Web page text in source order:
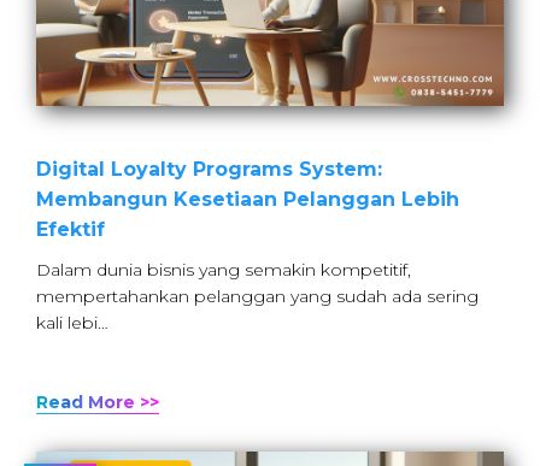
Digital Loyalty Programs System:
Membangun Kesetiaan Pelanggan Lebih
Efektif
Dalam dunia bisnis yang semakin kompetitif,
mempertahankan pelanggan yang sudah ada sering
kali lebi…
Read More >>